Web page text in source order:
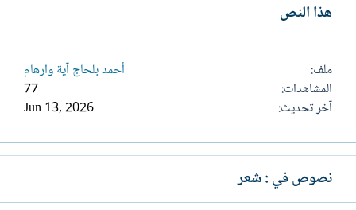
هذا النص
ملف
أحمد بلحاج آية وارهام
المشاهدات
77
آخر تحديث
Jun 13, 2026
نصوص في : شعر